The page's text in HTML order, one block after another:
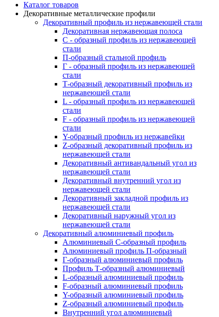
Каталог товаров
Декоративные металлические профили
Декоративный профиль из нержавеющей стали
Декоративная нержавеющая полоса
С - образный профиль из нержавеющей
стали
П-образный стальной профиль
Г - образный профиль из нержавеющей
стали
Т-образный декоративный профиль из
нержавеющей стали
L - образный профиль из нержавеющей
стали
F - образный профиль из нержавеющей
стали
Y-образный профиль из нержавейки
Z-образный декоративный профиль из
нержавеющей стали
Декоративный антивандальный угол из
нержавеющей стали
Декоративный внутренний угол из
нержавеющей стали
Декоративный закладной профиль из
нержавеющей стали
Декоративный наружный угол из
нержавеющей стали
Декоративный алюминиевый профиль
Алюминиевый С-образный профиль
Алюминиевый профиль П-образный
Г-образный алюминиевый профиль
Профиль Т-образный алюминиевый
L-образный алюминиевый профиль
F-образный алюминиевый профиль
Y-образный алюминиевый профиль
Z-образный алюминиевый профиль
Внутренний угол алюминиевый